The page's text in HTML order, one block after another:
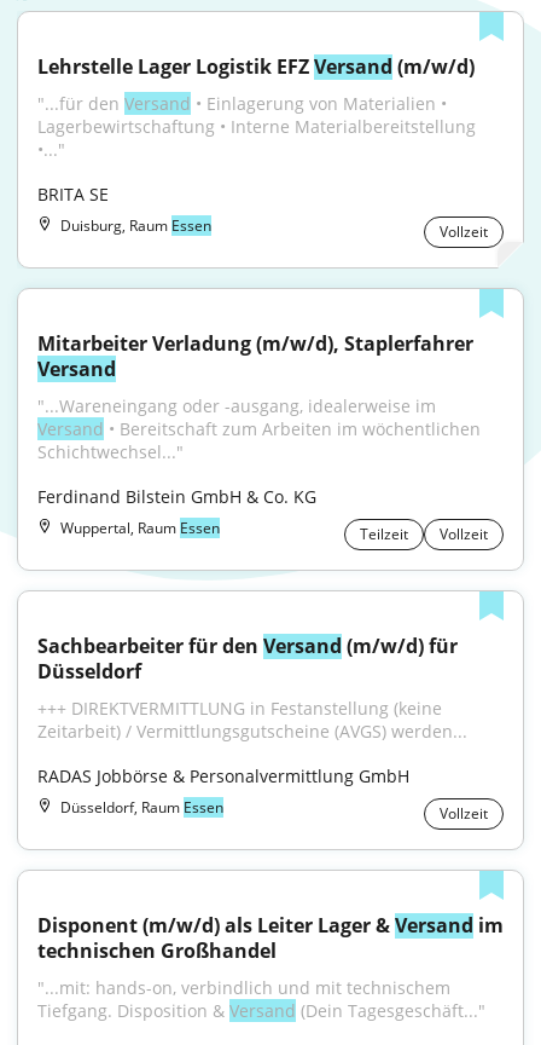
Lehrstelle Lager Logistik EFZ Versand (m/w/d)
"...für den Versand • Einlagerung von Materialien •
Lagerbewirtschaftung • Interne Materialbereitstellung
•..."
BRITA SE
Duisburg, Raum Essen Vollzeit
Versand
Versand • Bereitschaft zum Arbeiten im wöchentlichen
Schichtwechsel..."
Ferdinand Bilstein GmbH & Co. KG
Wuppertal, Raum Essen Teilzeit Vollzeit
Sachbearbeiter für den Versand (m/w/d) für
Düsseldorf
+++ DIREKTVERMITTLUNG in Festanstellung (keine
Zeitarbeit) / Vermittlungsgutscheine (AVGS) werden...
RADAS Jobbörse & Personalvermittlung GmbH
Düsseldorf, Raum Essen Vollzeit
Disponent (m/w/d) als Leiter Lager & Versand im
technischen Großhandel
"...mit: hands-on, verbindlich und mit technischem
Tiefgang. Disposition & Versand (Dein Tagesgeschäft..."